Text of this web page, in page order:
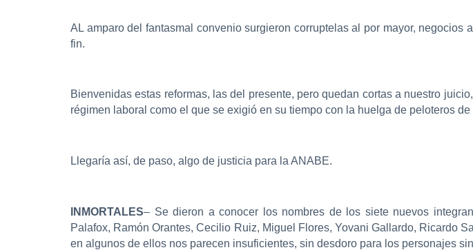
AL amparo del fantasmal convenio surgieron corruptelas al por mayor,
fin.
Bienvenidas estas reformas, las del presente, pero quedan cortas a nuestro
régimen laboral como el que se exigió en su tiempo con la huelga de peloteros de
Llegaría así, de paso, algo de justicia para la ANABE.
INMORTALES– Se dieron a conocer los nombres de los siete nuevos
Palafox, Ramón Orantes, Cecilio Ruiz, Miguel Flores, Yovani Gallardo, Ricardo
en algunos de ellos nos parecen insuficientes, sin desdoro para los personajes